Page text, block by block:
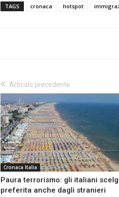
TAGS cronaca hotspot
Articolo precedente
Cronaca Italia
Paura terrorismo: gli italiani
preferita anche dagli stranieri